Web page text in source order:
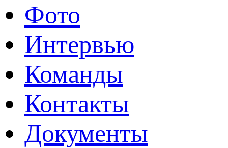
Фото
Интервью
Команды
Контакты
Документы